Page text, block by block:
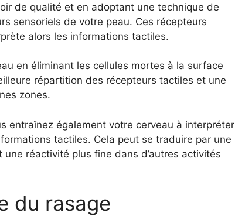
de qualité et en adoptant une technique de
sensoriels de votre peau. Ces récepteurs
alors les informations tactiles.
en éliminant les cellules mortes à la surface
répartition des récepteurs tactiles et une
zones.
entraînez également votre cerveau à interpréter
tactiles. Cela peut se traduire par une
réactivité plus fine dans d’autres activités
du rasage